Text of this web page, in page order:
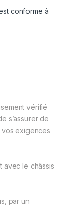
conforme à
vérifié
s’assurer de
exigences
avec le châssis
par un